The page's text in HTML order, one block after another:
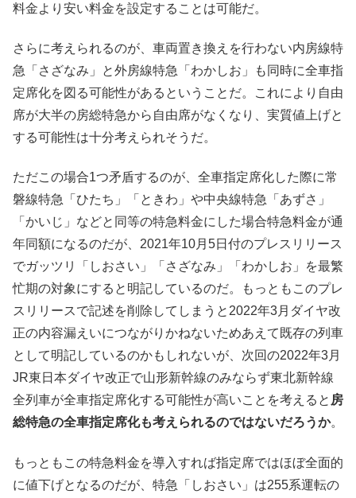
料金より安い料金を設定することは可能だ。
さらに考えられるのが、車両置き換えを行わない内房線特
急「さざなみ」と外房線特急「わかしお」も同時に全車指
定席化を図る可能性があるということだ。これにより自由
席が大半の房総特急から自由席がなくなり、実質値上げと
する可能性は十分考えられそうだ。
ただこの場合1つ矛盾するのが、全車指定席化した際に常
磐線特急「ひたち」「ときわ」や中央線特急「あずさ」
「かいじ」などと同等の特急料金にした場合特急料金が通
年同額になるのだが、2021年10月5日付のプレスリリース
でガッツリ「しおさい」「さざなみ」「わかしお」を最繁
忙期の対象にすると明記しているのだ。もっともこのプレ
スリリースで記述を削除してしまうと2022年3月ダイヤ改
正の内容漏えいにつながりかねないためあえて既存の列車
として明記しているのかもしれないが、次回の2022年3月
JR東日本ダイヤ改正で山形新幹線のみならず東北新幹線
全列車が全車指定席化する可能性が高いことを考えると 房
総特急の全車指定席化も考えられるのではないだろうか。
もっともこの特急料金を導入すれば指定席ではほぼ全面的
に値下げとなるのだが、特急「しおさい」は255系運転の